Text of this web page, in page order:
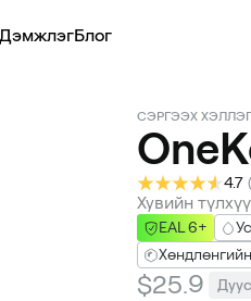
ДэмжлэгБлог
СЭРГЭЭХ
4.7 (
Хувийн
EAL 6+
$25.9